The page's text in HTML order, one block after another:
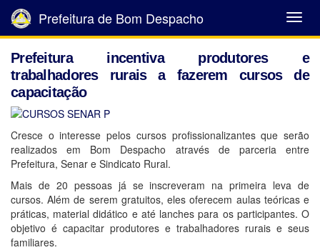
Abrir
Menu
Prefeitura de Bom Despacho
Prefeitura incentiva produtores e
trabalhadores rurais a fazerem cursos de
capacitação
Cresce o interesse pelos cursos profissionalizantes que serão
realizados em Bom Despacho através de parceria entre
Prefeitura, Senar e Sindicato Rural.
Mais de 20 pessoas já se inscreveram na primeira leva de
cursos. Além de serem gratuitos, eles oferecem aulas teóricas e
práticas, material didático e até lanches para os participantes. O
objetivo é capacitar produtores e trabalhadores rurais e seus
familiares.